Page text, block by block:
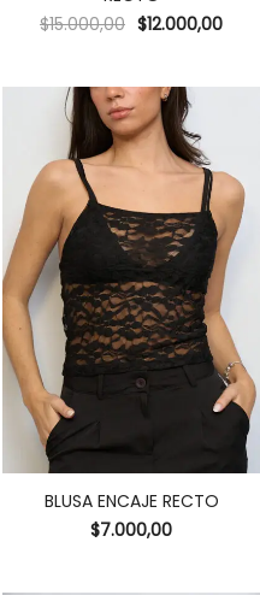
$15.000,00 $12.000,00
BLUSA ENCAJE RECTO
$7.000,00